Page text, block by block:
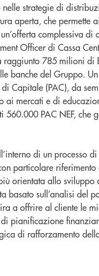
strategie di
aperta, che permette
complessiva
Officer di Cassa
raggiunto 785 milioni di
banche del Gruppo.
Capitale (PAC), da
ai mercati e di
PAC NEF, che
di un processo
particolare
orientata allo
basato sull’analisi del
a offrire al cliente le
pianificazione
di rafforzamento